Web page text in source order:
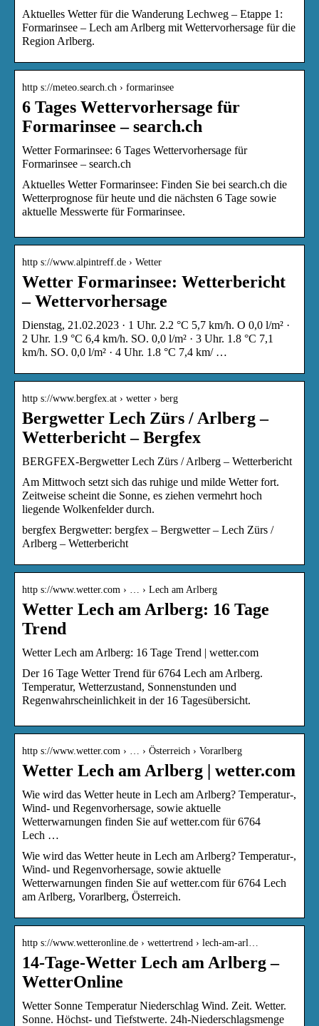
Aktuelles Wetter für die Wanderung Lechweg – Etappe 1:
Formarinsee – Lech am Arlberg mit Wettervorhersage für die
Region Arlberg.
http s://meteo.search.ch › formarinsee
6 Tages Wettervorhersage für
Formarinsee – search.ch
Wetter Formarinsee: 6 Tages Wettervorhersage für
Formarinsee – search.ch
Aktuelles Wetter Formarinsee: Finden Sie bei search.ch die
Wetterprognose für heute und die nächsten 6 Tage sowie
aktuelle Messwerte für Formarinsee.
http s://www.alpintreff.de › Wetter
Wetter Formarinsee: Wetterbericht
– Wettervorhersage
Dienstag, 21.02.2023 · 1 Uhr. 2.2 °C 5,7 km/h. O 0,0 l/m² ·
2 Uhr. 1.9 °C 6,4 km/h. SO. 0,0 l/m² · 3 Uhr. 1.8 °C 7,1
km/h. SO. 0,0 l/m² · 4 Uhr. 1.8 °C 7,4 km/ …
http s://www.bergfex.at › wetter › berg
Bergwetter Lech Zürs / Arlberg –
Wetterbericht – Bergfex
BERGFEX-Bergwetter Lech Zürs / Arlberg – Wetterbericht
Am Mittwoch setzt sich das ruhige und milde Wetter fort.
Zeitweise scheint die Sonne, es ziehen vermehrt hoch
liegende Wolkenfelder durch.
bergfex Bergwetter: bergfex – Bergwetter – Lech Zürs /
Arlberg – Wetterbericht
http s://www.wetter.com › … › Lech am Arlberg
Wetter Lech am Arlberg: 16 Tage
Trend
Wetter Lech am Arlberg: 16 Tage Trend | wetter.com
Der 16 Tage Wetter Trend für 6764 Lech am Arlberg.
Temperatur, Wetterzustand, Sonnenstunden und
Regenwahrscheinlichkeit in der 16 Tagesübersicht.
http s://www.wetter.com › … › Österreich › Vorarlberg
Wetter Lech am Arlberg | wetter.com
Wie wird das Wetter heute in Lech am Arlberg? Temperatur-,
Wind- und Regenvorhersage, sowie aktuelle
Wetterwarnungen finden Sie auf wetter.com für 6764
Lech …
Wie wird das Wetter heute in Lech am Arlberg? Temperatur-,
Wind- und Regenvorhersage, sowie aktuelle
Wetterwarnungen finden Sie auf wetter.com für 6764 Lech
am Arlberg, Vorarlberg, Österreich.
http s://www.wetteronline.de › wettertrend › lech-am-arl…
14-Tage-Wetter Lech am Arlberg –
WetterOnline
Wetter Sonne Temperatur Niederschlag Wind. Zeit. Wetter.
Sonne. Höchst- und Tiefstwerte. 24h-Niederschlagsmenge